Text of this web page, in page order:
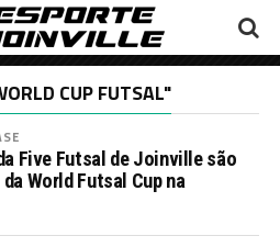
CUP FUTSAL"
Five Futsal de Joinville são
World Futsal Cup na